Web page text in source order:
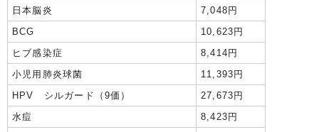
日本脳炎
7,048円
BCG
10,623円
ヒブ感染症
8,414円
小児用肺炎球菌
11,393円
HPV シルガード（9価）
27,673円
水痘
8,423円